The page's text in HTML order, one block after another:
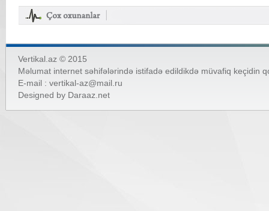
Vertikal.az © 2015
Məlumat internet səhifələrində istifadə edildikdə müvafiq keçidin
E-mail : vertikal-az@mail.ru
Designed by Daraaz.net